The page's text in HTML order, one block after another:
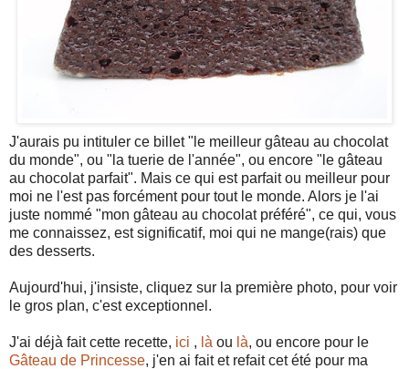
J'aurais pu intituler ce billet "le meilleur gâteau au chocolat
du monde", ou "la tuerie de l'année", ou encore "le gâteau
au chocolat parfait". Mais ce qui est parfait ou meilleur pour
moi ne l'est pas forcément pour tout le monde. Alors je l'ai
juste nommé "mon gâteau au chocolat préféré", ce qui, vous
me connaissez, est significatif, moi qui ne mange(rais) que
des desserts.
Aujourd'hui, j'insiste, cliquez sur la première photo, pour voir
le gros plan, c'est exceptionnel.
J'ai déjà fait cette recette, ici , là ou là, ou encore pour le
Gâteau de Princesse, j'en ai fait et refait cet été pour ma